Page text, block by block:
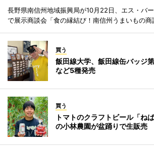
長野県南信州地域振興局が10月22日、エス・バー
で展示商談会「食の縁結び！南信州うまいもの商
買う
飯田線大学、飯田線缶バッジ
など5種発売
買う
トマトのクラフトビール「
の小林農園が盆踊りで生販売